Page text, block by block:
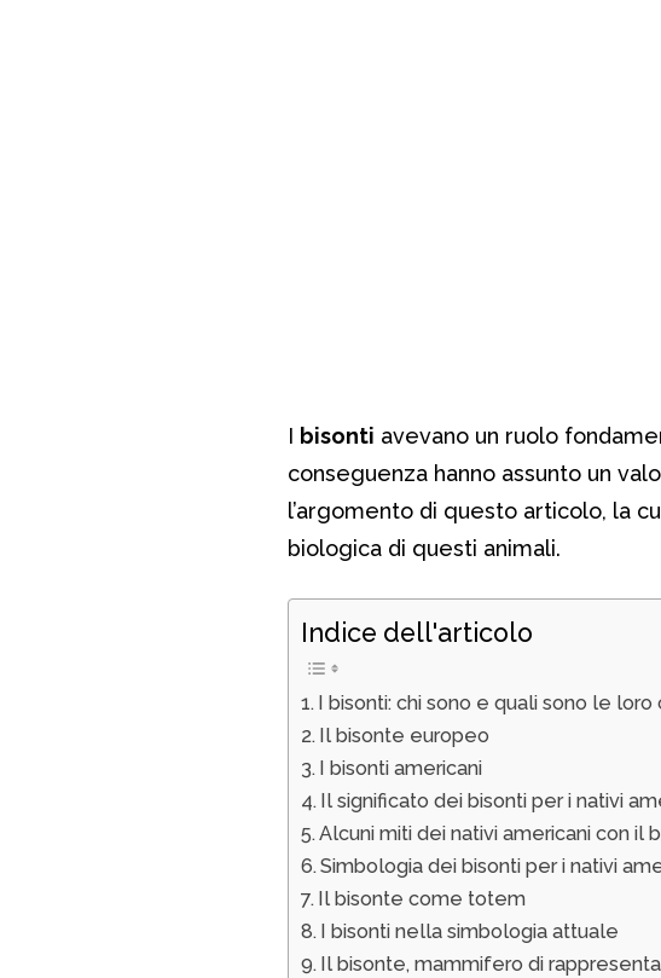
I bisonti avevano un ruolo
conseguenza hanno assunto un
l’argomento di questo articolo, la
biologica di questi animali.
Indice dell'articolo
I bisonti: chi sono e quali sono le
Il bisonte europeo
I bisonti americani
Il significato dei bisonti per i nativi
Alcuni miti dei nativi americani con il
Simbologia dei bisonti per i nativi
Il bisonte come totem
I bisonti nella simbologia attuale
Il bisonte, mammifero di